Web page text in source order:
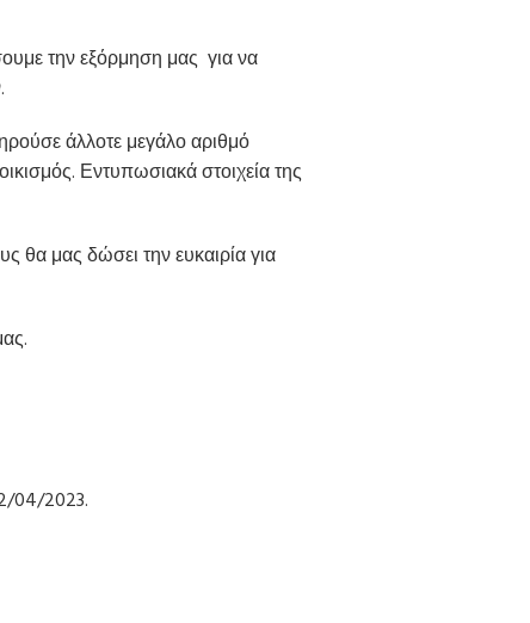
την εξόρμηση μας για να
άλλοτε μεγάλο αριθμό
Εντυπωσιακά στοιχεία της
θα μας δώσει την ευκαιρία για
04/2023.